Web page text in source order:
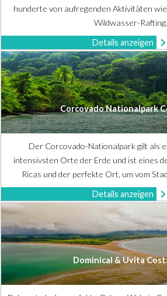
hunderte von aufregenden Aktivitäten
Wildwasser-Rafting.
Details anzeigen
Corcovado Nationalpark
Der Corcovado-Nationalpark gilt als
intensivsten Orte der Erde und ist eines
Ricas und der perfekte Ort, um vom
Details anzeigen
Dominical & Uvita